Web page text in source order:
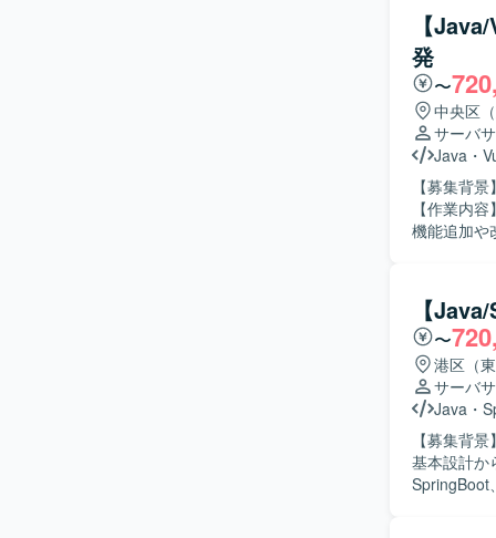
きます。 【求める人物像】 長期的な参画を前提に、主体的に課題発見・改善提案ができる方を
求めてお
キュメント
ョンの魅力
ョン開発
るため、
からモダン環境へ
心とした
る可能性
【
発
〜
中央区（
サーバ
Java ・
【募集背
【作業内
機能追加や
り組める方ですと望ましいで
い領域に
ます。長期
【開発環
ィアプリ
【
〜
港区（東
サーバ
Java ・
【募集背景
基本設計か
SpringBoot